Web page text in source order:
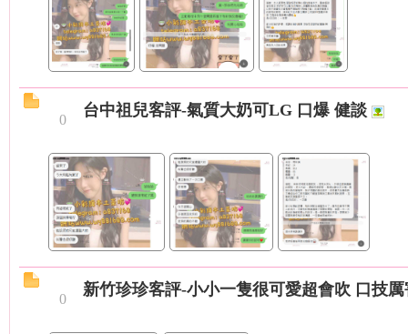
0
台中祖兒客評-氣質大奶可LG 口爆 健談
0
新竹珍珍客評-小小一隻很可愛超會吹 口技厲